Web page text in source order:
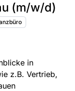
(m/w/d)
in
z.B. Vertrieb,